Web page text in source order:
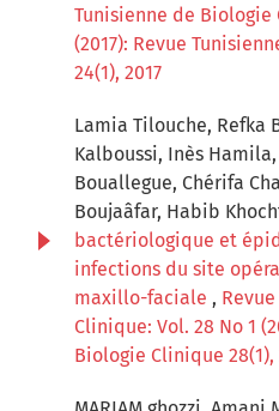
Tunisienne de Biologie
(2017): Revue
24(1), 2017
Lamia Tilouche, Refka
Kalboussi, Inès
Bouallegue, Chérifa
Boujaâfar, Habib
bactériologique et
infections du site
maxillo-faciale ,
Clinique: Vol. 28 No 1
Biologie Clinique 28(1),